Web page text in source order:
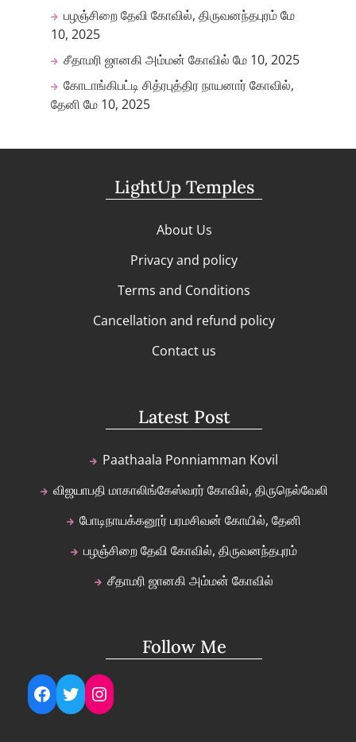
பழஞ்சிறை தேவி கோவில், திருவனந்தபுரம்மே
10, 2025
சீதாமரி ஜானகி அம்மன் கோவில் மே 10, 2025
கோடாங்கிபட்டி சித்ரபுத்திர நாயனார் கோவில்,
தேனி மே 10, 2025
LightUp Temples
About Us
Privacy and policy
Terms and Conditions
Cancellation and refund policy
Contact us
Latest Post
Paathaala Ponniamman Kovil
விஜயாபதி மாகாலிங்கேஸ்வரர் கோவில், திருநெல்வேலி
போடிநாயக்கனூர் பரமசிவன் கோயில், தேனி
பழஞ்சிறை தேவி கோவில், திருவனந்தபுரம்
சீதாமரி ஜானகி அம்மன் கோவில்
Follow Me
Facebook
TwitterInstagram